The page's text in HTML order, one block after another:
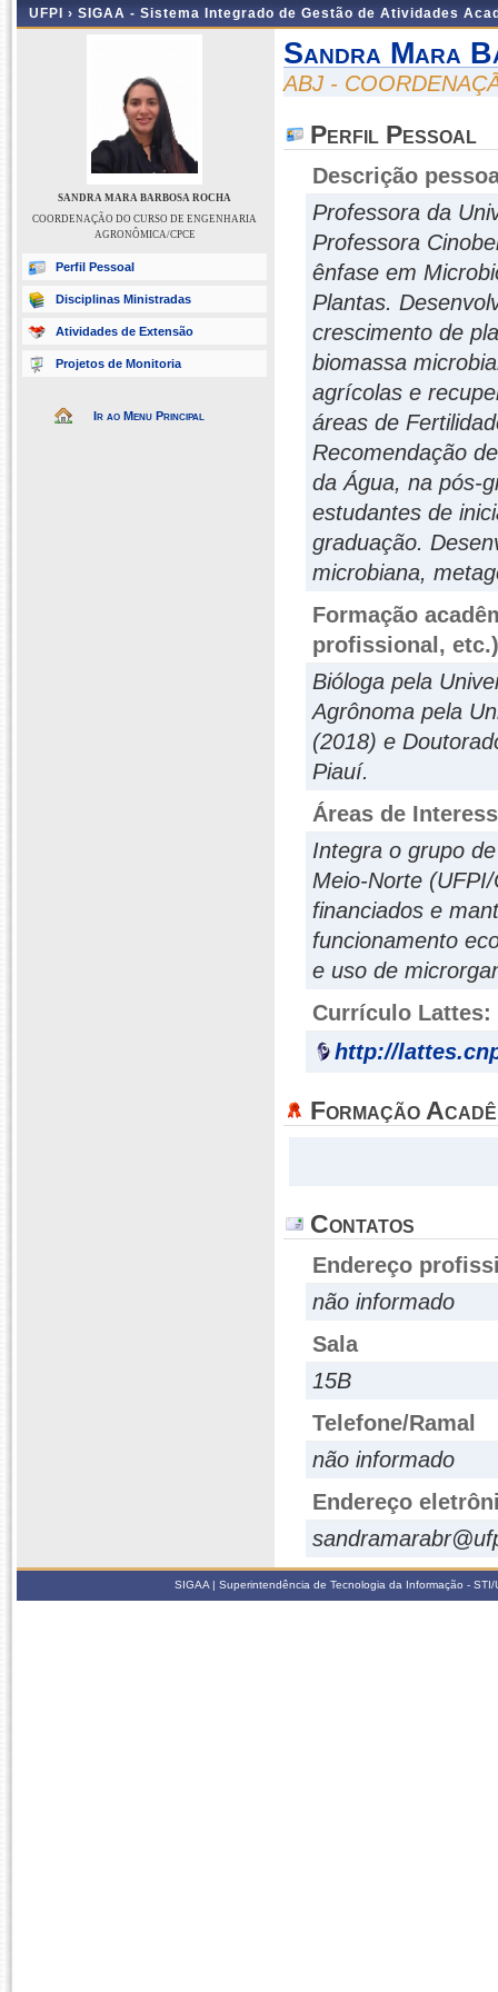
UFPI › SIGAA - Sistema Integrado de Gestão de Atividades
SANDRA MARA BARBOSA ROCHA
COORDENAÇÃO DO CURSO DE ENGENHARIA
AGRONÔMICA/CPCE
Perfil Pessoal
Disciplinas Ministradas
Atividades de Extensão
Projetos de Monitoria
Ir ao Menu Principal
Sandra Mara
ABJ -
Perfil Pessoal
Descrição
Professora da
Professora
ênfase em
Plantas.
crescimento de
biomassa
agrícolas e
áreas de
Recomendação
da Água, na pós-
estudantes de
graduação.
microbiana,
Formação
profissional, etc.)
Bióloga pela
Agrônoma pela
(2018) e
Piauí.
Áreas de
Integra o grupo
Meio-Norte
financiados e
funcionamento
e uso de
Currículo Lattes:
http://
Formação
Contatos
Endereço
não informado
Sala
15B
Telefone/Ramal
não informado
Endereço
SIGAA | Superintendência de Tecnologia da Informação -